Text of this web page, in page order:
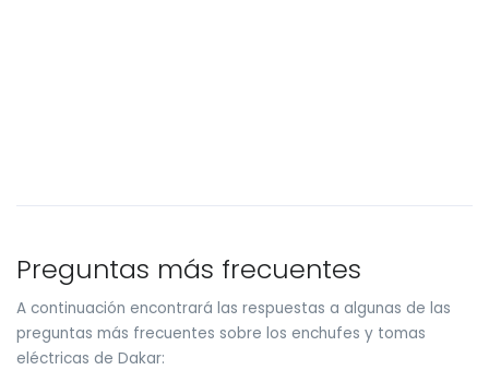
Preguntas más frecuentes
A continuación encontrará las respuestas a algunas de las
preguntas más frecuentes sobre los enchufes y tomas
eléctricas de Dakar: